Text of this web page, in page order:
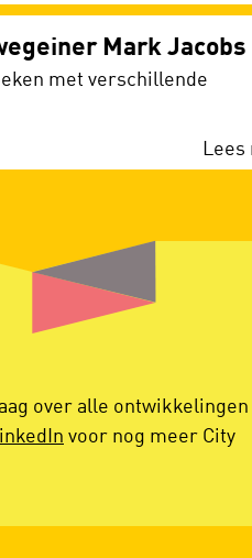
Mark Jacobs
met verschillende
over alle ontwikkelingen
voor nog meer City